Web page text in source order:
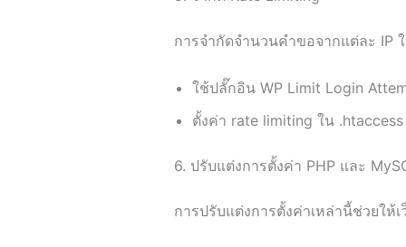
การจำกัดจำนวนคำขอจากแต่ละ IP
ใช้ปลั๊กอิน WP Limit Login
ตั้งค่า rate limiting ใน
6. ปรับแต่งการตั้งค่า PHP และ
การปรับแต่งการตั้งค่าเหล่านี้ช่วยให้